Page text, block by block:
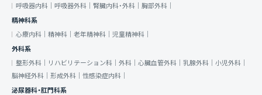
呼吸器内科｜ 呼吸器外科｜ 腎臓内科・外科｜ 胸部外科｜
精神科系
心療内科｜ 精神科｜ 老年精神科｜ 児童精神科｜
外科系
整形外科｜
リハビリテーション科｜ 外科｜ 心臓血管外科｜ 乳腺外科｜ 小児外科｜
脳神経外科｜ 形成外科｜ 性感染症内科｜
泌尿器科・肛門科系